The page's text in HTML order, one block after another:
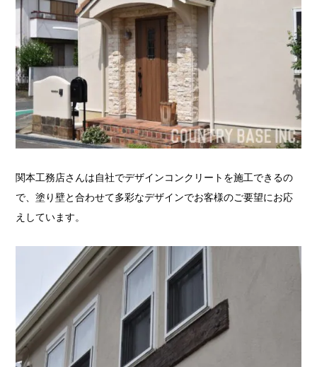
関本工務店さんは自社でデザインコンクリートを施工できるの
で、塗り壁と合わせて多彩なデザインでお客様のご要望にお応
えしています。